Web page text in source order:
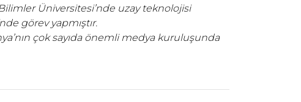
Üniversitesi’nde uzay teknolojisi
görev yapmıştır.
çok sayıda önemli medya kuruluşunda